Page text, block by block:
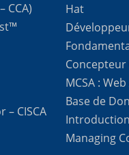
CCA)
CISCA
Hat
Concepteur
MCSA :
Base de
Managing